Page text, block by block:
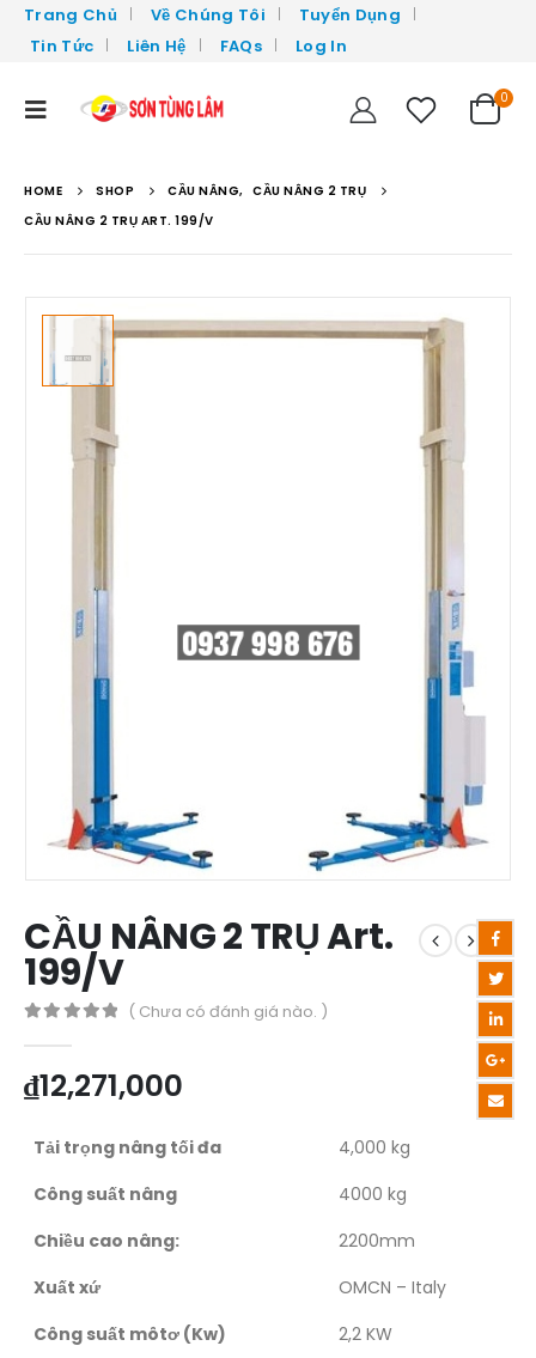
Trang Chủ Về Chúng Tôi
Tuyển Dụng
Tin Tức
Liên Hệ FAQs Log In
0
HOME SHOP CẦU NÂNG, CẦU NÂNG 2 TRỤ
CẦU NÂNG 2 TRỤ ART. 199/V
CẦU NÂNG 2 TRỤ Art.
199/V
( Chưa có đánh giá nào. )
₫12,271,000
Tải trọng nâng tối đa
4,000 kg
Công suất nâng
4000 kg
Chiều cao nâng:
2200mm
Xuất xứ
OMCN – Italy
Công suất môtơ (Kw)
2,2 KW